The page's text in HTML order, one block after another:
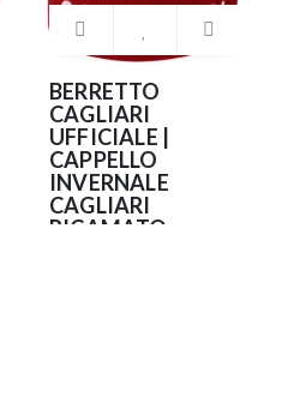
BERRETTO
CAGLIARI
UFFICIALE |
CAPPELLO
INVERNALE
CAGLIARI
RICAMATO